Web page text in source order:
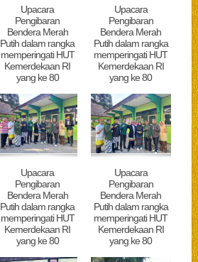
Upacara
Pengibaran
Bendera Merah
Putih dalam rangka
memperingati HUT
Kemerdekaan RI
yang ke 80
Upacara
Pengibaran
Bendera Merah
Putih dalam rangka
memperingati HUT
Kemerdekaan RI
yang ke 80
Upacara
Pengibaran
Bendera Merah
Putih dalam rangka
memperingati HUT
Kemerdekaan RI
yang ke 80
Upacara
Pengibaran
Bendera Merah
Putih dalam rangka
memperingati HUT
Kemerdekaan RI
yang ke 80